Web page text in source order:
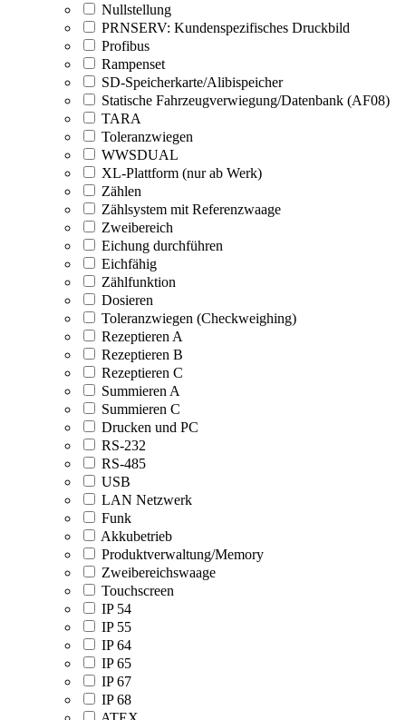
Nullstellung
PRNSERV: Kundenspezifisches Druckbild
Profibus
Rampenset
SD-Speicherkarte/Alibispeicher
Statische Fahrzeugverwiegung/Datenbank (AF08)
TARA
Toleranzwiegen
WWSDUAL
XL-Plattform (nur ab Werk)
Zählen
Zählsystem mit Referenzwaage
Zweibereich
Eichung durchführen
Eichfähig
Zählfunktion
Dosieren
Toleranzwiegen (Checkweighing)
Rezeptieren A
Rezeptieren B
Rezeptieren C
Summieren A
Summieren C
Drucken und PC
RS-232
RS-485
USB
LAN Netzwerk
Funk
Akkubetrieb
Produktverwaltung/Memory
Zweibereichswaage
Touchscreen
IP 54
IP 55
IP 64
IP 65
IP 67
IP 68